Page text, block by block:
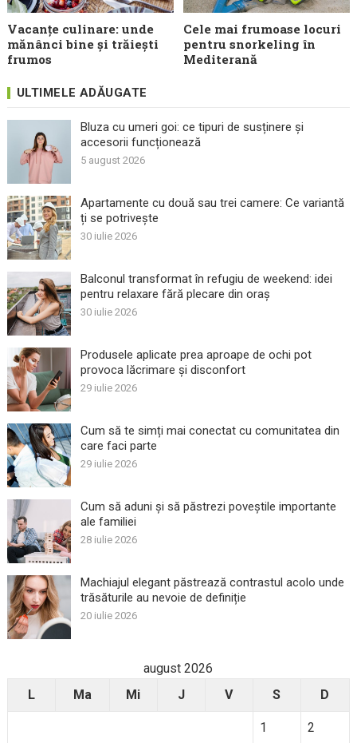
Vacanțe culinare: unde
mănânci bine și trăiești
frumos
Cele mai frumoase locuri
pentru snorkeling în
Mediterană
ULTIMELE ADĂUGATE
Bluza cu umeri goi: ce tipuri de susținere și
accesorii funcționează
5 august 2026
Apartamente cu două sau trei camere: Ce variantă
ți se potrivește
30 iulie 2026
Balconul transformat în refugiu de weekend: idei
pentru relaxare fără plecare din oraș
30 iulie 2026
Produsele aplicate prea aproape de ochi pot
provoca lăcrimare și disconfort
29 iulie 2026
Cum să te simți mai conectat cu comunitatea din
care faci parte
29 iulie 2026
Cum să aduni și să păstrezi poveștile importante
ale familiei
28 iulie 2026
Machiajul elegant păstrează contrastul acolo unde
trăsăturile au nevoie de definiție
20 iulie 2026
august 2026
L
Ma Mi J V S D
1 2